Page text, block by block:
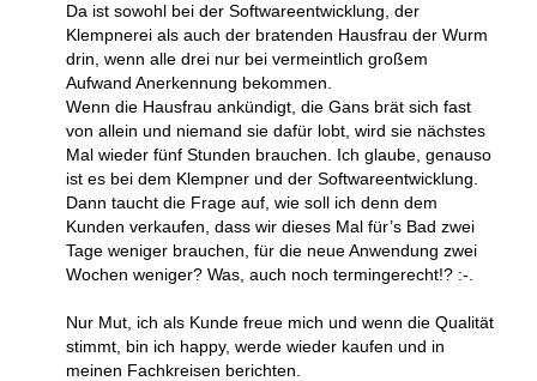
Da ist sowohl bei der Softwareentwicklung, der
Klempnerei als auch der bratenden Hausfrau der Wurm
drin, wenn alle drei nur bei vermeintlich großem
Aufwand Anerkennung bekommen.
Wenn die Hausfrau ankündigt, die Gans brät sich fast
von allein und niemand sie dafür lobt, wird sie nächstes
Mal wieder fünf Stunden brauchen. Ich glaube, genauso
ist es bei dem Klempner und der Softwareentwicklung.
Dann taucht die Frage auf, wie soll ich denn dem
Kunden verkaufen, dass wir dieses Mal für’s Bad zwei
Tage weniger brauchen, für die neue Anwendung zwei
Wochen weniger? Was, auch noch termingerecht!? :-.
Nur Mut, ich als Kunde freue mich und wenn die Qualität
stimmt, bin ich happy, werde wieder kaufen und in
meinen Fachkreisen berichten.